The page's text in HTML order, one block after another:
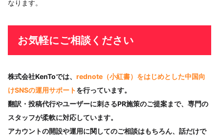
なります。
お気軽にご相談ください
株式会社KenToでは、 rednote（小紅書）をはじめとした中国向
けSNSの運用サポートを行っています。
翻訳・投稿代行やユーザーに刺さるPR施策のご提案まで、専門の
スタッフが柔軟に対応しています。
アカウントの開設や運用に関してのご相談はもちろん、話だけで